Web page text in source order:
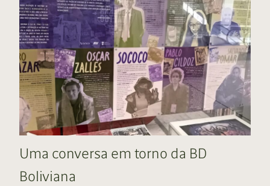
Uma conversa em torno da BD
Boliviana